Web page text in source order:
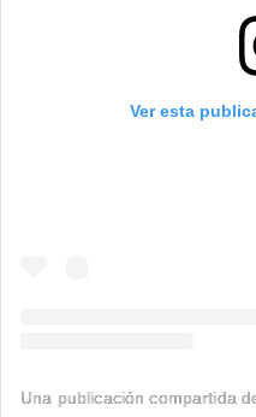
Ver esta